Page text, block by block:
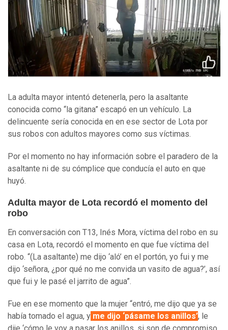
La adulta mayor intentó detenerla, pero la asaltante
conocida como “la gitana” escapó en un vehículo. La
delincuente sería conocida en en ese sector de Lota por
sus robos con adultos mayores como sus víctimas.
Por el momento no hay información sobre el paradero de la
asaltante ni de su cómplice que conducía el auto en que
huyó.
Adulta mayor de Lota recordó el momento del
robo
En conversación con T13, Inés Mora, víctima del robo en su
casa en Lota, recordó el momento en que fue víctima del
robo. “(La asaltante) me dijo ‘aló’ en el portón, yo fui y me
dijo ‘señora, ¿por qué no me convida un vasito de agua?’, así
que fui y le pasé el jarrito de agua”.
Fue en ese momento que la mujer “entró, me dijo que ya se
había tomado el agua, y me dijo ‘pásame los anillos’, le